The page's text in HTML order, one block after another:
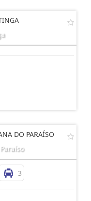
DO PARAÍSO
3